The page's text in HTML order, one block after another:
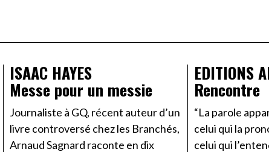
ISAAC HAYES
Messe pour un messie
Journaliste à GQ, récent auteur d’un
livre controversé chez les Branchés,
Arnaud Sagnard raconte en dix
EDITIONS
Rencontre
“La parole
celui qui la
celui qui